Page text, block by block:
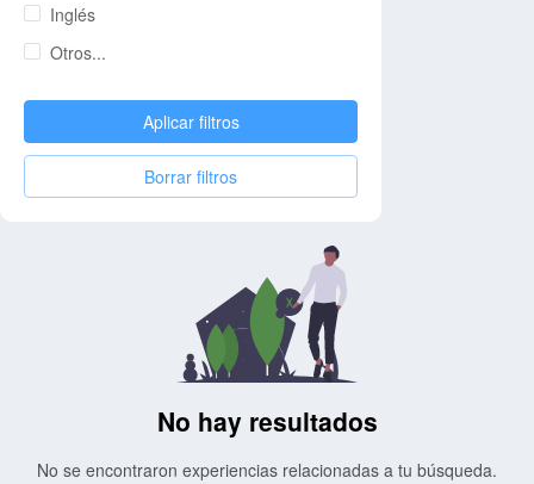
Inglés
Otros...
Aplicar filtros
Borrar filtros
No hay resultados
No se encontraron experiencias relacionadas a tu búsqueda.